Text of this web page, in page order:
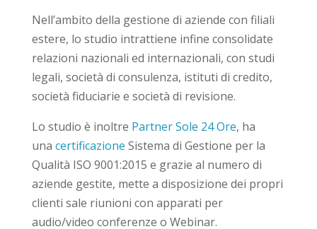
Nell’ambito della gestione di aziende con filiali
estere, lo studio intrattiene infine consolidate
relazioni nazionali ed internazionali, con studi
legali, società di consulenza, istituti di credito,
società fiduciarie e società di revisione.
Lo studio è inoltre Partner Sole 24 Ore, ha
una certificazione Sistema di Gestione per la
Qualità ISO 9001:2015 e grazie al numero di
aziende gestite, mette a disposizione dei propri
clienti sale riunioni con apparati per
audio/video conferenze o Webinar.